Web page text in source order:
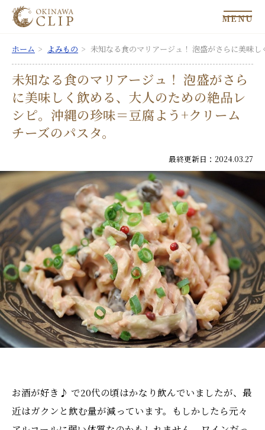
MENU
ホーム よみもの 未知なる食のマリアージュ！ 泡盛がさらに美味
未知なる食のマリアージュ！ 泡盛がさら
に美味しく飲める、大人のための絶品レ
シピ。沖縄の珍味＝豆腐よう+クリーム
チーズのパスタ。
最終更新日：2024.03.27
お酒が好き♪ で20代の頃はかなり飲んでいましたが、最
近はガクンと飲む量が減っています。もしかしたら元々